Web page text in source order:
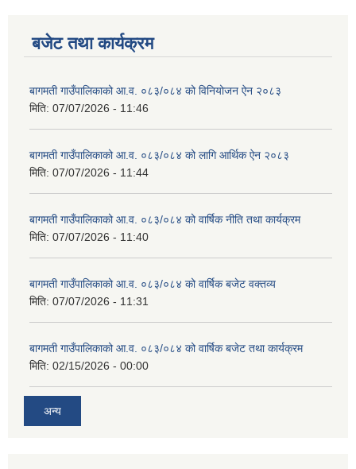
बजेट तथा कार्यक्रम
बागमती गाउँपालिकाको आ.व. ०८३/०८४ को विनियोजन ऐन २०८३
मिति: 07/07/2026 - 11:46
बागमती गाउँपालिकाको आ.व. ०८३/०८४ को लागि आर्थिक ऐन २०८३
मिति: 07/07/2026 - 11:44
बागमती गाउँपालिकाको आ.व. ०८३/०८४ को वार्षिक नीति तथा कार्यक्रम
मिति: 07/07/2026 - 11:40
बागमती गाउँपालिकाको आ.व. ०८३/०८४ को वार्षिक बजेट वक्तव्य
मिति: 07/07/2026 - 11:31
बागमती गाउँपालिकाको आ.व. ०८३/०८४ को वार्षिक बजेट तथा कार्यक्रम
मिति: 02/15/2026 - 00:00
अन्य